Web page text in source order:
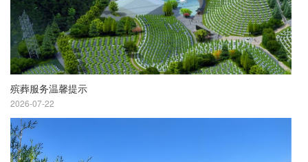
殡葬服务温馨提示
2026-07-22